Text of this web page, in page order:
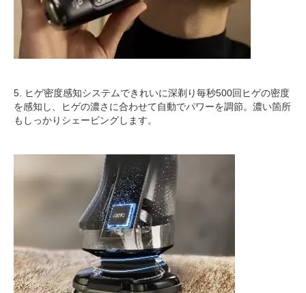
5. ヒゲ密度感知システムできれいに深剃り毎秒500回ヒゲの密度
を感知し、ヒゲの濃さに合わせて自動でパワーを調節。濃い箇所
もしっかりシェービングします。